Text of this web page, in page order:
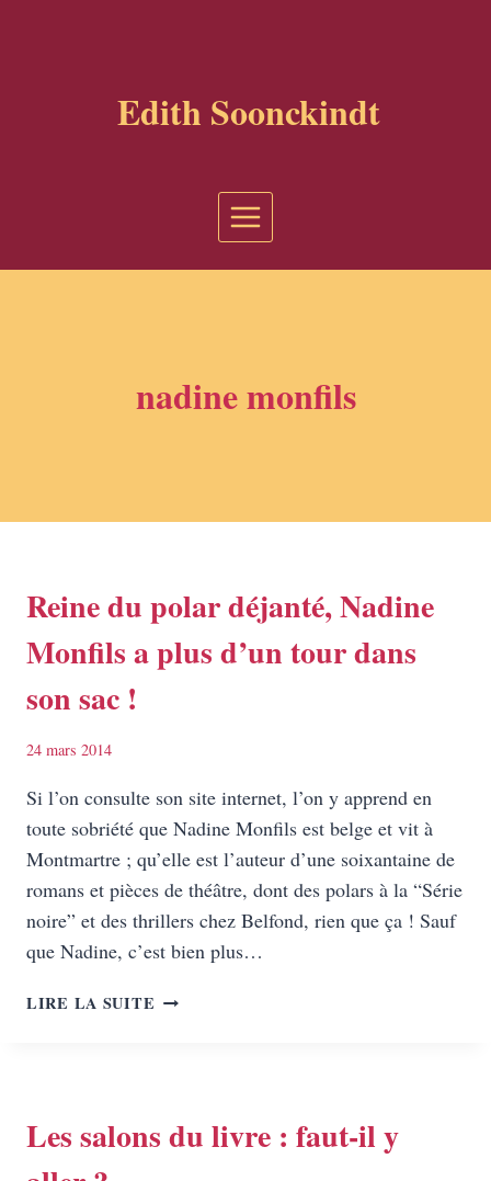
Edith Soonckindt
nadine monfils
Reine du polar déjanté, Nadine
Monfils a plus d’un tour dans
son sac !
24 mars 2014
Si l’on consulte son site internet, l’on y apprend en
toute sobriété que Nadine Monfils est belge et vit à
Montmartre ; qu’elle est l’auteur d’une soixantaine de
romans et pièces de théâtre, dont des polars à la “Série
noire” et des thrillers chez Belfond, rien que ça ! Sauf
que Nadine, c’est bien plus…
LIRE LA SUITE REINE
MONFILS
A
Les salons du livre : faut-il y